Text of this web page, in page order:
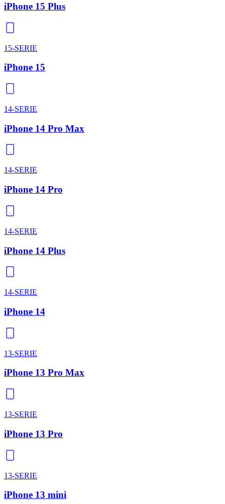
iPhone 15 Plus
15-SERIE
iPhone 15
14-SERIE
iPhone 14 Pro Max
14-SERIE
iPhone 14 Pro
14-SERIE
iPhone 14 Plus
14-SERIE
iPhone 14
13-SERIE
iPhone 13 Pro Max
13-SERIE
iPhone 13 Pro
13-SERIE
iPhone 13 mini